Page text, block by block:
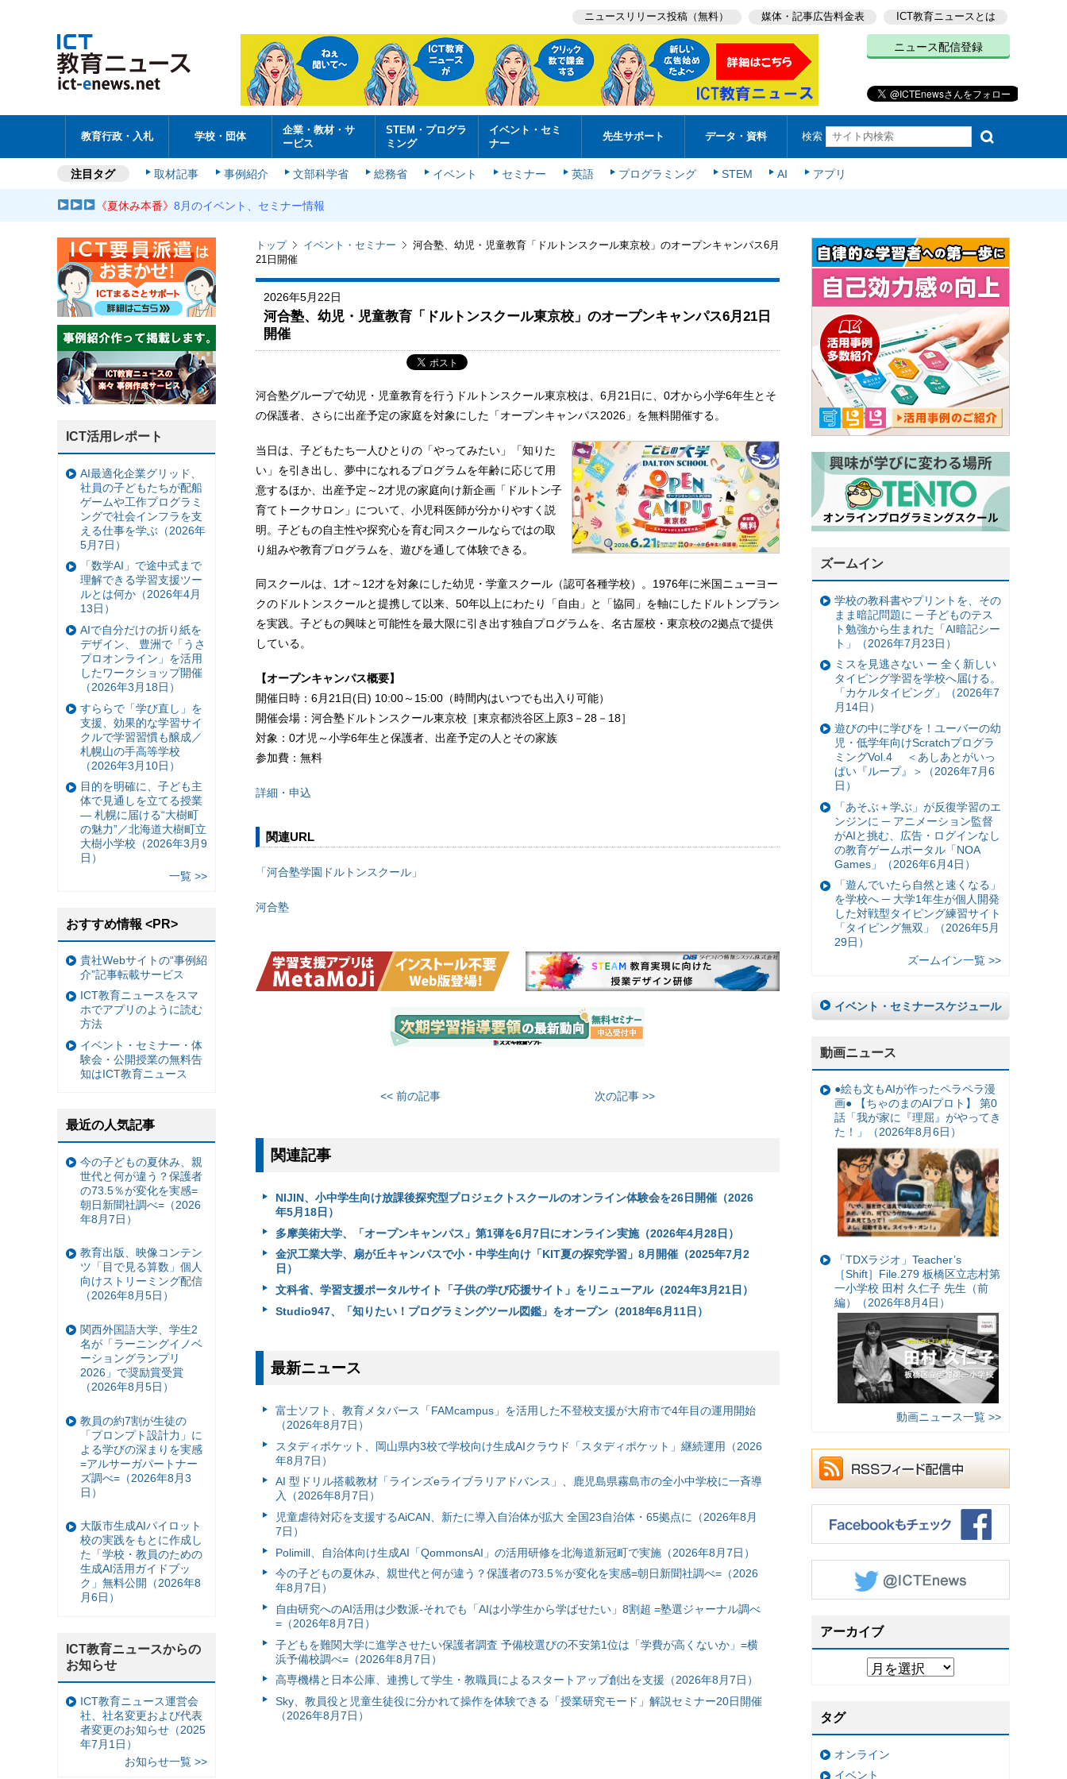
ニュースリリース投稿（無料） 媒体・記事広告料金表 ICT教育ニュースとは
ニュース配信登録
教育行政・入札 学校・団体
企業・教材・サ
ービス
STEM・プログラ
ミング
イベント・セミ
ナー
先生サポート データ・資料 検索
注目タグ 取材記事 事例紹介 文部科学省 総務省 イベント セミナー 英語 プログラミング STEM AI アプリ
《夏休み本番》8月のイベント、セミナー情報
トップ イベント・セミナー
河合塾、幼児・児童教育「ドルトンスクール東京校」のオープンキャンパス6月
21日開催
2026年5月22日
河合塾、幼児・児童教育「ドルトンスクール東京校」のオープンキャンパス6月21日
開催
河合塾グループで幼児・児童教育を行うドルトンスクール東京校は、6月21日に、0才から小学6年生とそ
の保護者、さらに出産予定の家庭を対象にした「オープンキャンパス2026」を無料開催する。
当日は、子どもたち一人ひとりの「やってみたい」「知りた
い」を引き出し、夢中になれるプログラムを年齢に応じて用
意するほか、出産予定～2才児の家庭向け新企画「ドルトン子
育てトークサロン」について、小児科医師が分かりやすく説
明。子どもの自主性や探究心を育む同スクールならではの取
り組みや教育プログラムを、遊びを通して体験できる。
同スクールは、1才～12才を対象にした幼児・学童スクール（認可各種学校）。1976年に米国ニューヨー
クのドルトンスクールと提携して以来、50年以上にわたり「自由」と「協同」を軸にしたドルトンプラン
を実践。子どもの興味と可能性を最大限に引き出す独自プログラムを、名古屋校・東京校の2拠点で提供
している。
【オープンキャンパス概要】
開催日時：6月21日(日) 10:00～15:00（時間内はいつでも出入り可能）
開催会場：河合塾ドルトンスクール東京校［東京都渋谷区上原3－28－18］
対象：0才児～小学6年生と保護者、出産予定の人とその家族
参加費：無料
詳細・申込
関連URL
「河合塾学園ドルトンスクール」
河合塾
<< 前の記事 次の記事 >>
関連記事
NIJIN、小中学生向け放課後探究型プロジェクトスクールのオンライン体験会を26日開催（2026
年5月18日）
多摩美術大学、「オープンキャンパス」第1弾を6月7日にオンライン実施（2026年4月28日）
金沢工業大学、扇が丘キャンパスで小・中学生向け「KIT夏の探究学習」8月開催（2025年7月2
日）
文科省、学習支援ポータルサイト「子供の学び応援サイト」をリニューアル（2024年3月21日）
Studio947、「知りたい！プログラミングツール図鑑」をオープン（2018年6月11日）
最新ニュース
富⼠ソフト、教育メタバース「FAMcampus」を活用した不登校支援が大府市で4年目の運用開始
（2026年8月7日）
スタディポケット、岡山県内3校で学校向け生成AIクラウド「スタディポケット」継続運用（2026
年8月7日）
AI 型ドリル搭載教材「ラインズeライブラリアドバンス」、鹿児島県霧島市の全小中学校に一斉導
入（2026年8月7日）
児童虐待対応を支援するAiCAN、新たに導入自治体が拡大 全国23自治体・65拠点に（2026年8月
7日）
Polimill、自治体向け生成AI「QommonsAI」の活用研修を北海道新冠町で実施（2026年8月7日）
今の子どもの夏休み、親世代と何が違う？保護者の73.5％が変化を実感=朝日新聞社調べ=（2026
年8月7日）
自由研究へのAI活用は少数派-それでも「AIは小学生から学ばせたい」8割超 =塾選ジャーナル調べ
=（2026年8月7日）
子どもを難関大学に進学させたい保護者調査 予備校選びの不安第1位は「学費が高くないか」=横
浜予備校調べ=（2026年8月7日）
高専機構と日本公庫、連携して学生・教職員によるスタートアップ創出を支援（2026年8月7日）
Sky、教員役と児童生徒役に分かれて操作を体験できる「授業研究モード」解説セミナー20日開催
（2026年8月7日）
ズームイン
学校の教科書やプリントを、その
まま暗記問題に ─ 子どものテス
ト勉強から生まれた「AI暗記シー
ト」（2026年7月23日）
ミスを見逃さない ー 全く新しい
タイピング学習を学校へ届ける。
「カケルタイピング」（2026年7
月14日）
遊びの中に学びを！ユーバーの幼
児・低学年向けScratchプログラ
ミングVol.4 ＜あしあとがいっ
ぱい『ループ』＞（2026年7月6
日）
「あそぶ＋学ぶ」が反復学習のエ
ンジンに ─ アニメーション監督
がAIと挑む、広告・ログインなし
の教育ゲームポータル「NOA
Games」（2026年6月4日）
「遊んでいたら自然と速くなる」
を学校へ ─ 大学1年生が個人開発
した対戦型タイピング練習サイト
「タイピング無双」（2026年5月
29日）
ズームイン一覧 >>
イベント・セミナースケジュール
動画ニュース
●絵も文もAIが作ったペラペラ漫
画● 【ちゃのまのAIプロト】 第0
話「我が家に『理屈』がやってき
た！」（2026年8月6日）
「TDXラジオ」Teacher’s
［Shift］File.279 板橋区立志村第
一小学校 田村 久仁子 先生（前
編）（2026年8月4日）
動画ニュース一覧 >>
アーカイブ
タグ
オンライン
イベント
ICT活用レポート
AI最適化企業グリッド、
社員の子どもたちが配船
ゲームや工作プログラミ
ングで社会インフラを支
える仕事を学ぶ（2026年
5月7日）
「数学AI」で途中式まで
理解できる学習支援ツー
ルとは何か（2026年4月
13日）
AIで自分だけの折り紙を
デザイン、 豊洲で「うさ
プロオンライン」を活用
したワークショップ開催
（2026年3月18日）
すららで「学び直し」を
支援、効果的な学習サイ
クルで学習習慣も醸成／
札幌山の手高等学校
（2026年3月10日）
目的を明確に、子ども主
体で見通しを立てる授業
— 札幌に届ける“大樹町
の魅力”／北海道大樹町立
大樹小学校（2026年3月9
日）
一覧 >>
おすすめ情報 <PR>
貴社Webサイトの“事例紹
介”記事転載サービス
ICT教育ニュースをスマ
ホでアプリのように読む
方法
イベント・セミナー・体
験会・公開授業の無料告
知はICT教育ニュース
最近の人気記事
今の子どもの夏休み、親
世代と何が違う？保護者
の73.5％が変化を実感=
朝日新聞社調べ=（2026
年8月7日）
教育出版、映像コンテン
ツ「目で見る算数」個人
向けストリーミング配信
（2026年8月5日）
関西外国語大学、学生2
名が「ラーニングイノベ
ーショングランプリ
2026」で奨励賞受賞
（2026年8月5日）
教員の約7割が生徒の
「プロンプト設計力」に
よる学びの深まりを実感
=アルサーガパートナー
ズ調べ=（2026年8月3
日）
大阪市生成AIパイロット
校の実践をもとに作成し
た「学校・教員のための
生成AI活用ガイドブッ
ク」無料公開（2026年8
月6日）
ICT教育ニュースからの
お知らせ
ICT教育ニュース運営会
社、社名変更および代表
者変更のお知らせ（2025
年7月1日）
お知らせ一覧 >>